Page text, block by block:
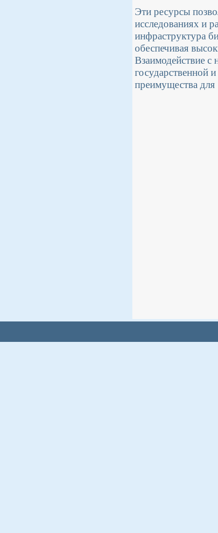
Эти ресурсы
исследованиях и
инфраструктура
обеспечивая
Взаимодействие с
государственной
преимущества для